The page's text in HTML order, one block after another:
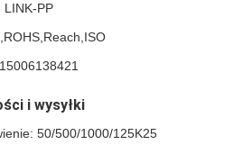
LINK-PP
i wysyłki
50/500/1000/125K25